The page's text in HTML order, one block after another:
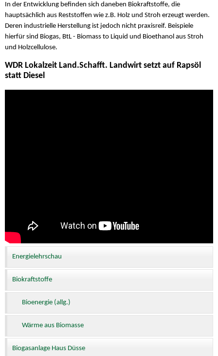
In der Entwicklung befinden sich daneben Biokraftstoffe, die
hauptsächlich aus Reststoffen wie z.B. Holz und Stroh erzeugt werden.
Deren industrielle Herstellung ist jedoch nicht praxisreif. Beispiele
hierfür sind Biogas, BtL - Biomass to Liquid und Bioethanol aus Stroh
und Holzcellulose.
WDR Lokalzeit Land.Schafft. Landwirt setzt auf Rapsöl
statt Diesel
Energielehrschau
Biokraftstoffe
Bioenergie (allg.)
Wärme aus Biomasse
Biogasanlage Haus Düsse